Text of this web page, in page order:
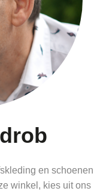
en schoenen
winkel, kies uit ons